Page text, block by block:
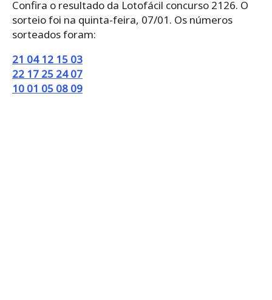
Confira o resultado da Lotofácil concurso 2126. O
sorteio foi na quinta-feira, 07/01. Os números
sorteados foram:
21 04 12 15 03
22 17 25 24 07
10 01 05 08 09